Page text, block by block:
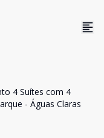
4 Suítes com 4
- Águas Claras